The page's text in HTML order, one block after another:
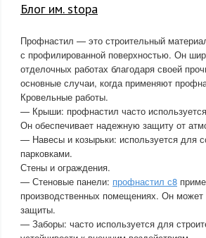
Блог им. stopa
Профнастил — это строительный
с профилированной поверхностью. Он
отделочных работах благодаря своей
основные случаи, когда применяют
Кровельные работы.
— Крыши: профнастил часто
Он обеспечивает надежную защиту от
— Навесы и козырьки: используется для
парковками.
Стены и ограждения.
— Стеновые панели: профнастил с8
производственных помещениях. Он
защиты.
— Заборы: часто используется для